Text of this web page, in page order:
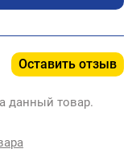
Оставить отзыв
данный товар.